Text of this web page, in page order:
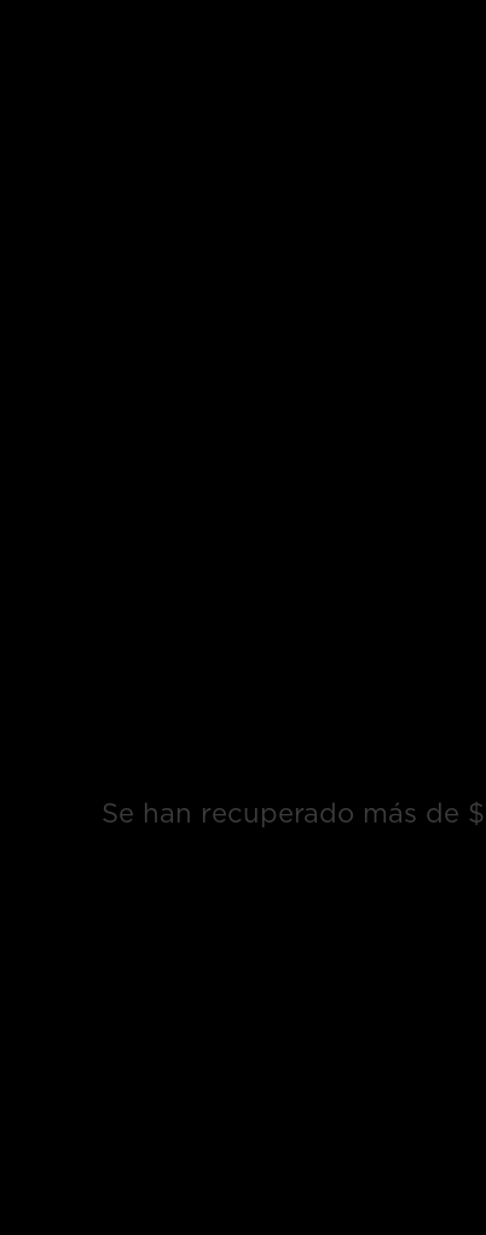
Se han recuperado más de